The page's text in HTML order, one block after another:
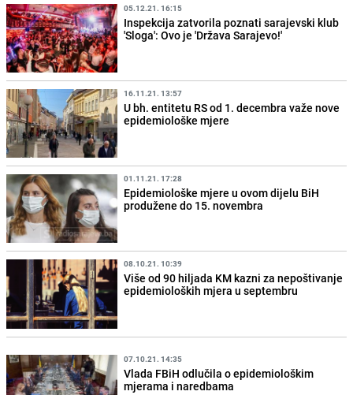
05.12.21. 16:15
Inspekcija zatvorila poznati sarajevski klub
'Sloga': Ovo je 'Država Sarajevo!'
16.11.21. 13:57
U bh. entitetu RS od 1. decembra važe nove
epidemiološke mjere
01.11.21. 17:28
Epidemiološke mjere u ovom dijelu BiH
produžene do 15. novembra
08.10.21. 10:39
Više od 90 hiljada KM kazni za nepoštivanje
epidemioloških mjera u septembru
07.10.21. 14:35
Vlada FBiH odlučila o epidemiološkim
mjerama i naredbama